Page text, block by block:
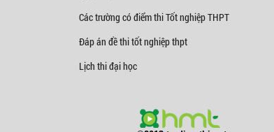
Các trường có điểm thi Tốt nghiệp THPT
Đáp án đề thi tốt nghiệp thpt
Lịch thi đại học